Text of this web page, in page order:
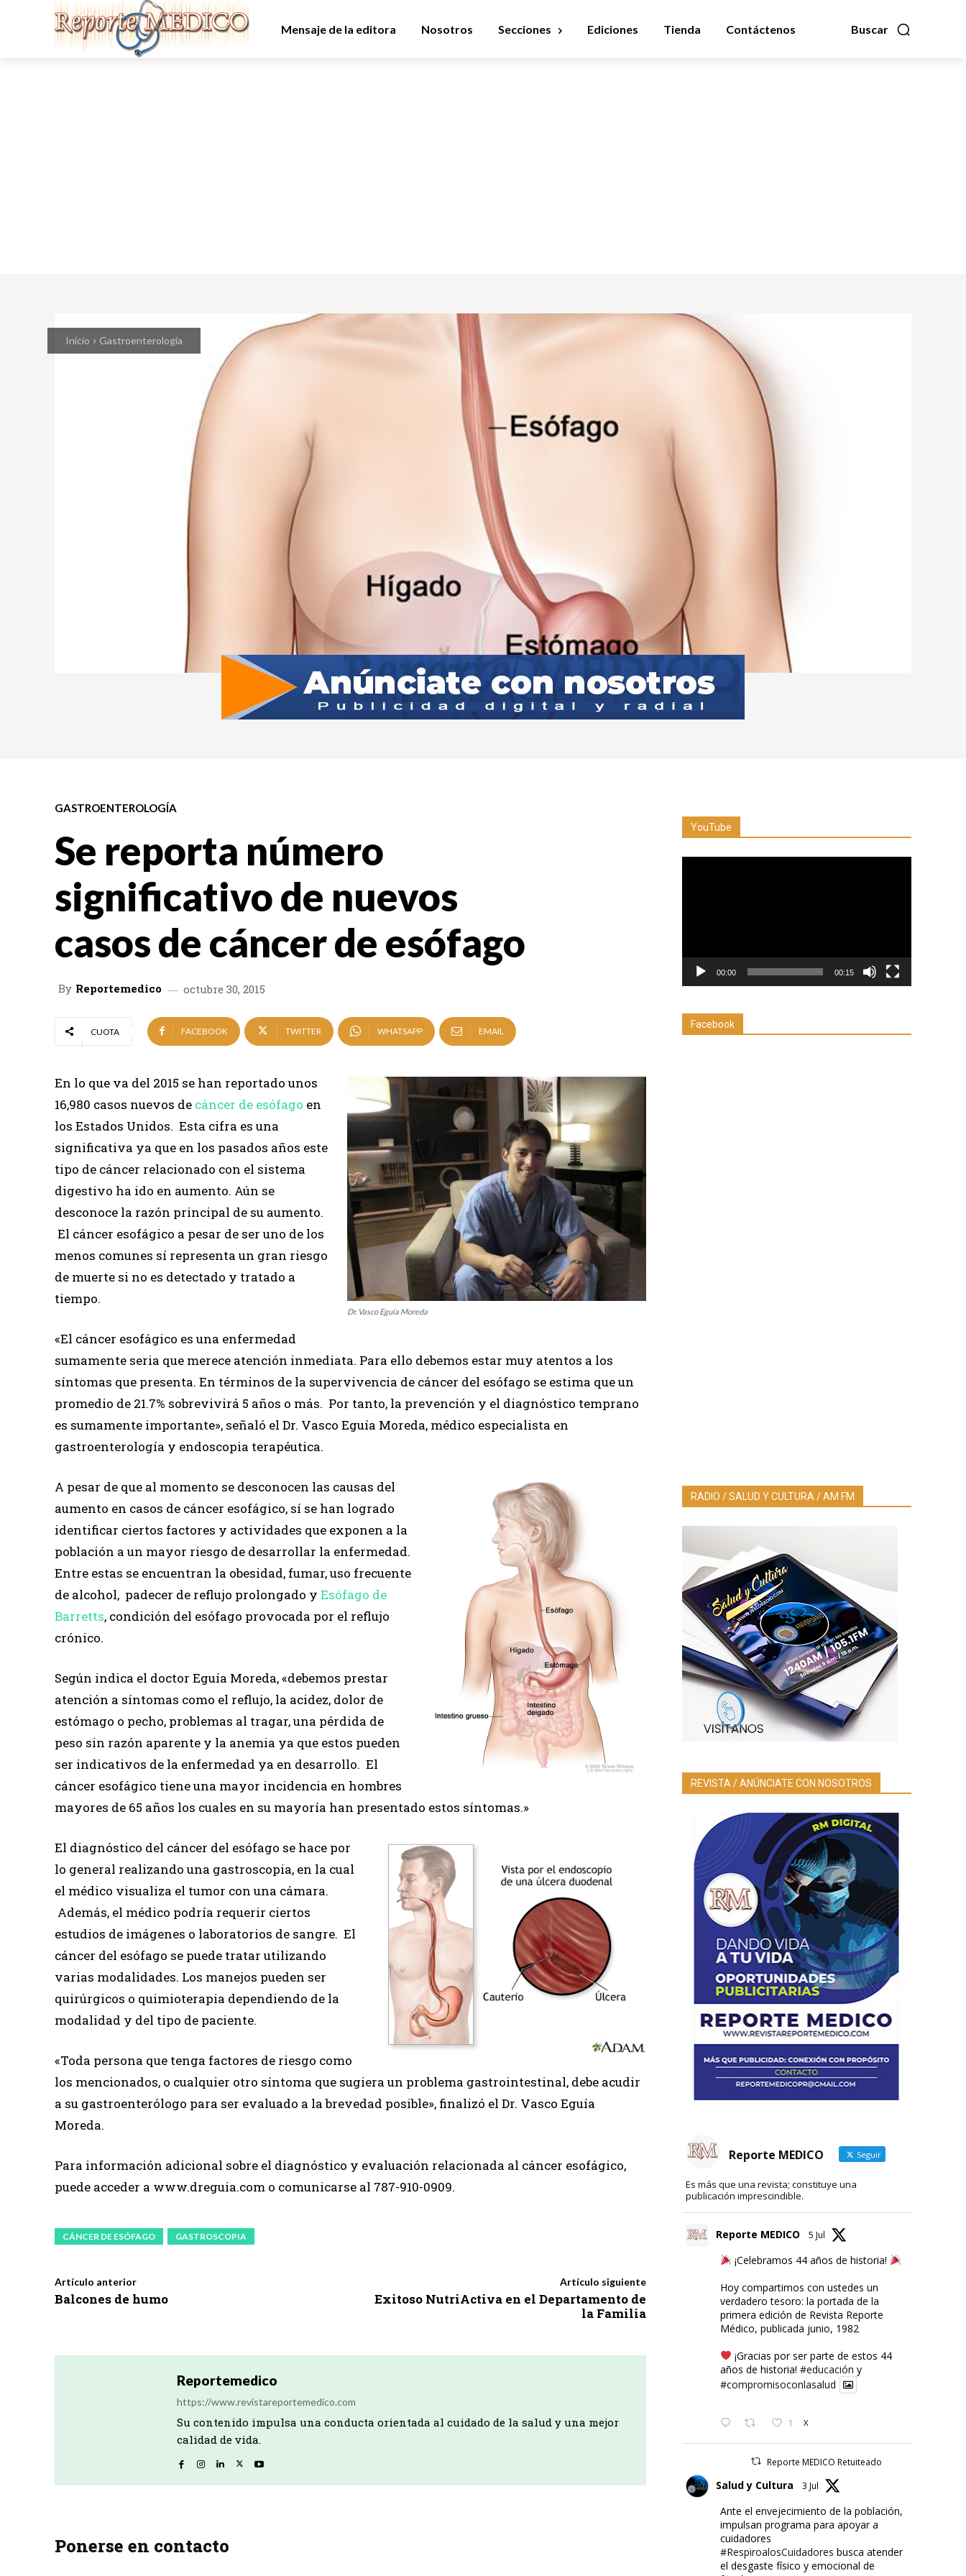
Buscar
Mensaje de la editora Nosotros Secciones Ediciones Tienda Contáctenos
Inicio Gastroenterología
GASTROENTEROLOGÍA
Se reporta número
significativo de nuevos
casos de cáncer de esófago
By Reportemedico octubre 30, 2015
CUOTA FACEBOOK TWITTER WHATSAPP EMAIL
Dr. Vasco Eguia Moreda
En lo que va del 2015 se han reportado unos
16,980 casos nuevos de cáncer de esófago en
los Estados Unidos. Esta cifra es una
significativa ya que en los pasados años este
tipo de cáncer relacionado con el sistema
digestivo ha ido en aumento. Aún se
desconoce la razón principal de su aumento.
El cáncer esofágico a pesar de ser uno de los
menos comunes sí representa un gran riesgo
de muerte si no es detectado y tratado a
tiempo.
«El cáncer esofágico es una enfermedad
sumamente seria que merece atención inmediata. Para ello debemos estar muy atentos a los
síntomas que presenta. En términos de la supervivencia de cáncer del esófago se estima que un
promedio de 21.7% sobrevivirá 5 años o más. Por tanto, la prevención y el diagnóstico temprano
es sumamente importante», señaló el Dr. Vasco Eguía Moreda, médico especialista en
gastroenterología y endoscopia terapéutica.
A pesar de que al momento se desconocen las causas del
aumento en casos de cáncer esofágico, sí se han logrado
identificar ciertos factores y actividades que exponen a la
población a un mayor riesgo de desarrollar la enfermedad.
Entre estas se encuentran la obesidad, fumar, uso frecuente
de alcohol, padecer de reflujo prolongado y Esófago de
Barretts, condición del esófago provocada por el reflujo
crónico.
Según indica el doctor Eguía Moreda, «debemos prestar
atención a síntomas como el reflujo, la acidez, dolor de
estómago o pecho, problemas al tragar, una pérdida de
peso sin razón aparente y la anemia ya que estos pueden
ser indicativos de la enfermedad ya en desarrollo. El
cáncer esofágico tiene una mayor incidencia en hombres
mayores de 65 años los cuales en su mayoría han presentado estos síntomas.»
El diagnóstico del cáncer del esófago se hace por
lo general realizando una gastroscopia, en la cual
el médico visualiza el tumor con una cámara.
Además, el médico podría requerir ciertos
estudios de imágenes o laboratorios de sangre. El
cáncer del esófago se puede tratar utilizando
varias modalidades. Los manejos pueden ser
quirúrgicos o quimioterapia dependiendo de la
modalidad y del tipo de paciente.
«Toda persona que tenga factores de riesgo como
los mencionados, o cualquier otro síntoma que sugiera un problema gastrointestinal, debe acudir
a su gastroenterólogo para ser evaluado a la brevedad posible», finalizó el Dr. Vasco Eguía
Moreda.
Para información adicional sobre el diagnóstico y evaluación relacionada al cáncer esofágico,
puede acceder a www.dreguia.com o comunicarse al 787-910-0909.
CÁNCER DE ESÓFAGO GASTROSCOPIA
Artículo anterior
Balcones de humo
Artículo siguiente
Exitoso NutriActiva en el Departamento de
la Familia
Reportemedico
https://www.revistareportemedico.com
Su contenido impulsa una conducta orientada al cuidado de la salud y una mejor
calidad de vida.
Ponerse en contacto
YouTube
00:00 00:15
Facebook
RADIO / SALUD Y CULTURA / AM FM
REVISTA / ANÚNCIATE CON NOSOTROS
Reporte MEDICO Seguir
Es más que una revista; constituye una
publicación imprescindible.
Reporte MEDICO 5 Jul
¡Celebramos 44 años de historia!
Hoy compartimos con ustedes un
verdadero tesoro: la portada de la
primera edición de Revista Reporte
Médico, publicada junio, 1982
¡Gracias por ser parte de estos 44
años de historia! #educación y
#compromisoconlasalud
1 X
Reporte MEDICO Retuiteado
Salud y Cultura 3 Jul
Ante el envejecimiento de la población,
impulsan programa para apoyar a
cuidadores
#RespiroalosCuidadores busca atender
el desgaste físico y emocional de